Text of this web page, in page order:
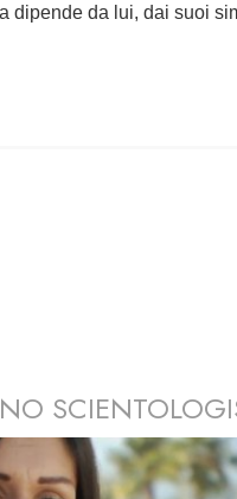
dipende da lui, dai suoi